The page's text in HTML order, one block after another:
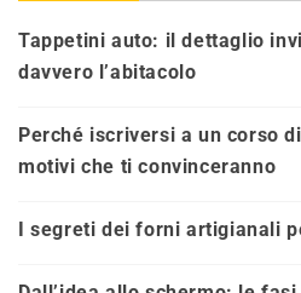
Tappetini auto: il dettaglio
davvero l’abitacolo
Perché iscriversi a un corso
motivi che ti convinceranno
I segreti dei forni artigianali